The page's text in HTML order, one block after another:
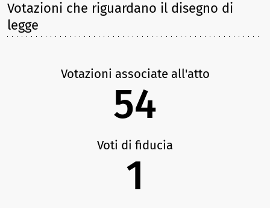
Votazioni che riguardano il disegno di
legge
Votazioni associate all'atto
54
Voti di fiducia
1